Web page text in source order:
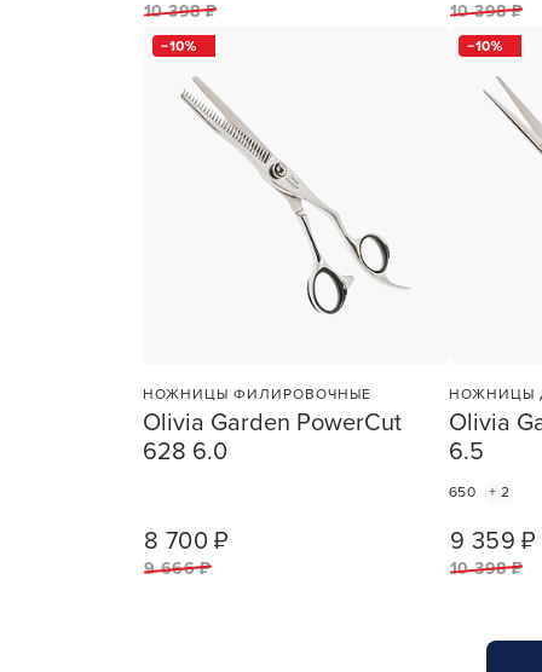
10 398 ₽ 10 398 ₽
10
НОЖНИЦЫ ФИЛИРОВОЧНЫЕ
Olivia Garden PowerCut
628 6.0
8 700 ₽
9 666 ₽
10
НОЖНИЦЫ
Olivia
6.5
650 + 2
9 359 ₽
10 398 ₽